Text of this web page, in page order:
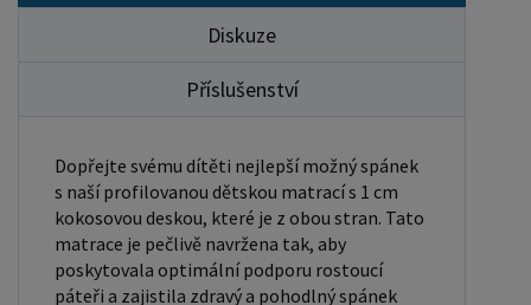
zdraví a pohodlí vašeho dítěte. Naše matrace s
kokosovou deskou kombinuje přírodní materiály s
moderními technologiemi, aby nabídla to nejlepší
spánek, což je nezbytné pro růst a celkovou
pohodu dítěte.
Diskuze
Příslušenství
Dopřejte svému dítěti nejlepší možný spánek
s naší profilovanou dětskou matrací s 1 cm
kokosovou deskou, které je z obou stran. Tato
matrace je pečlivě navržena tak, aby
poskytovala optimální podporu rostoucí
páteři a zajistila zdravý a pohodlný spánek